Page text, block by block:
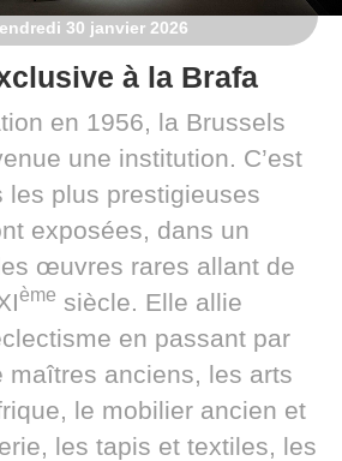
30 janvier 2026
à la Brafa
en 1956, la Brussels
une institution. C’est
les plus prestigieuses
exposées, dans un
œuvres rares allant de
ème siècle. Elle allie
en passant par
maîtres anciens, les arts
le mobilier ancien et
les tapis et textiles, les